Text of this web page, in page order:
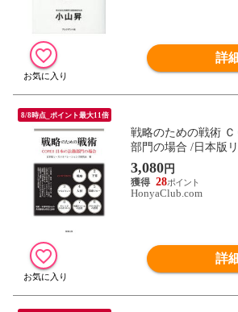
詳
8/8時点_ポイント最大11倍
戦略のための戦術
部門の場合 /日本版
3,080円
28
HonyaClub.com
詳